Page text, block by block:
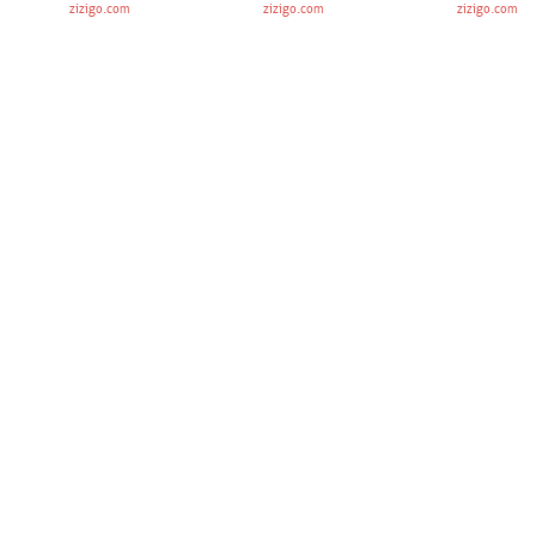
zizigo.com
zizigo.com
zizigo.com